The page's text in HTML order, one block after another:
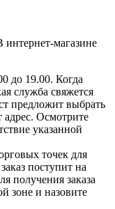
интернет-магазине
до 19.00. Когда
служба свяжется
предложит выбрать
адрес. Осмотрите
указанной
точек для
поступит на
получения заказа
зоне и назовите